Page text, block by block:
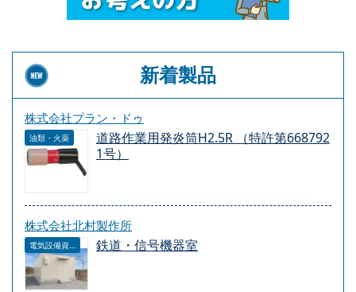
新着製品
株式会社プラン・ドゥ
油類・火薬
道路作業用発炎筒H2.5R （特許第668792
1号）
株式会社北村製作所
電気設備資材 鉄道・信号機器室